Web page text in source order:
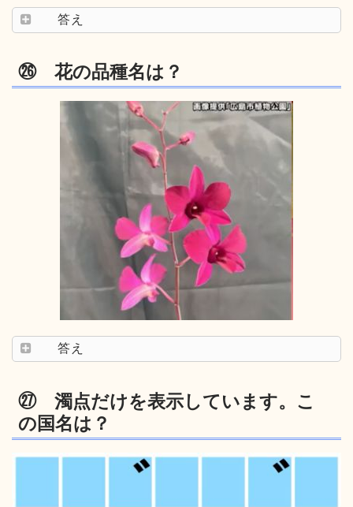
答え
㉖ 花の品種名は？
答え
㉗ 濁点だけを表示しています。こ
の国名は？